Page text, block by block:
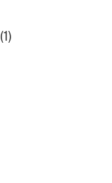
(1)